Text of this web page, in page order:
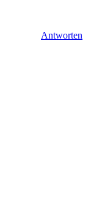
Antworten